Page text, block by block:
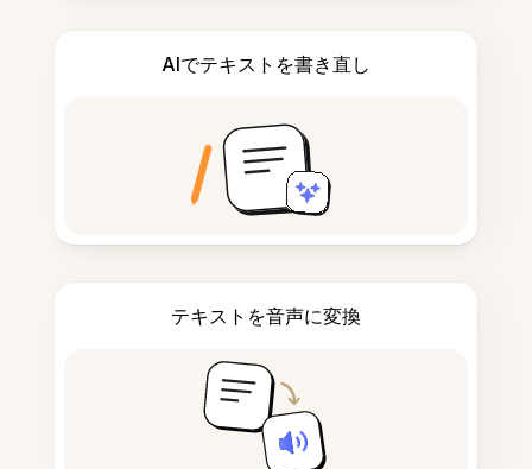
AIでテキストを書き直し
テキストを音声に変換